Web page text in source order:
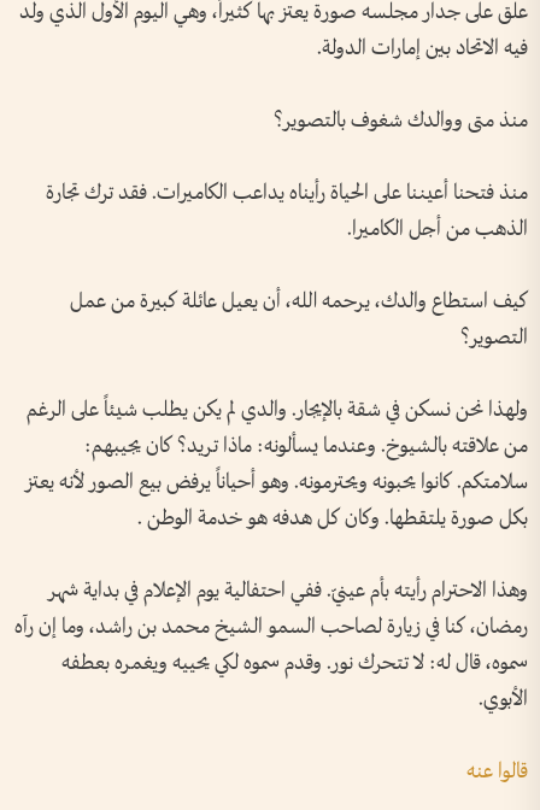
علق على جدار مجلسه صورة يعتز بها كثيراً، وهي اليوم الأول الذي ولد
فيه الاتحاد بين إمارات الدولة.
منذ متى ووالدك شغوف بالتصوير؟
منذ فتحنا أعيننا على الحياة رأيناه يداعب الكاميرات. فقد ترك تجارة
الذهب من أجل الكاميرا.
كيف استطاع والدك، يرحمه الله، أن يعيل عائلة كبيرة من عمل
التصوير؟
ولهذا نحن نسكن في شقة بالإيجار. والدي لم يكن يطلب شيئاً على الرغم
من علاقته بالشيوخ. وعندما يسألونه: ماذا تريد؟ كان يجيبهم:
سلامتكم. كانوا يحبونه ويحترمونه. وهو أحياناً يرفض بيع الصور لأنه يعتز
بكل صورة يلتقطها. وكان كل هدفه هو خدمة الوطن .
وهذا الاحترام رأيته بأم عينيّ. ففي احتفالية يوم الإعلام في بداية شهر
رمضان، كنا في زيارة لصاحب السمو الشيخ محمد بن راشد، وما إن رآه
سموه، قال له: لا تتحرك نور. وقدم سموه لكي يحييه ويغمره بعطفه
الأبوي.
قالوا عنه